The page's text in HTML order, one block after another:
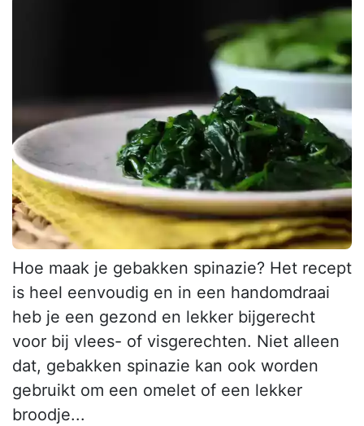
Hoe maak je gebakken spinazie? Het recept
is heel eenvoudig en in een handomdraai
heb je een gezond en lekker bijgerecht
voor bij vlees- of visgerechten. Niet alleen
dat, gebakken spinazie kan ook worden
gebruikt om een omelet of een lekker
broodje...